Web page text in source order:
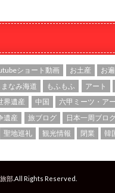
ショート動画 お土産
お
まなみ海道 もふもふ アート
界遺産 中国
六甲ミーツ・ア
遺産 旅ブログ 日本一周ブロ
聖地巡礼 観光情報 閉業 韓
部.All Rights Reserved.